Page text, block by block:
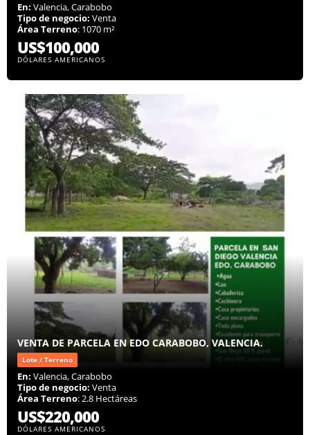
En: Valencia, Carabobo
Tipo de negocio: Venta
Área Terreno: 1070 m²
US$100,000
DÓLARES AMERICANOS
VENTA DE PARCELA EN EDO CARABOBO, VALENCIA.
Lote / Terreno
En: Valencia, Carabobo
Tipo de negocio: Venta
Área Terreno: 2.8 Hectáreas
US$220,000
DÓLARES AMERICANOS